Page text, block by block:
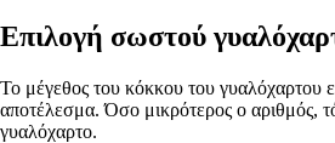
Επιλογή σωστού
Το μέγεθος του κόκκου του γυαλόχαρτου
αποτέλεσμα. Όσο μικρότερος ο αριθμός,
γυαλόχαρτο.